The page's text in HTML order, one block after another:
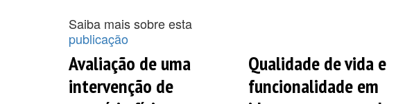
Saiba mais sobre esta
publicação
Avaliação de uma
intervenção de
Qualidade de vida e
funcionalidade em